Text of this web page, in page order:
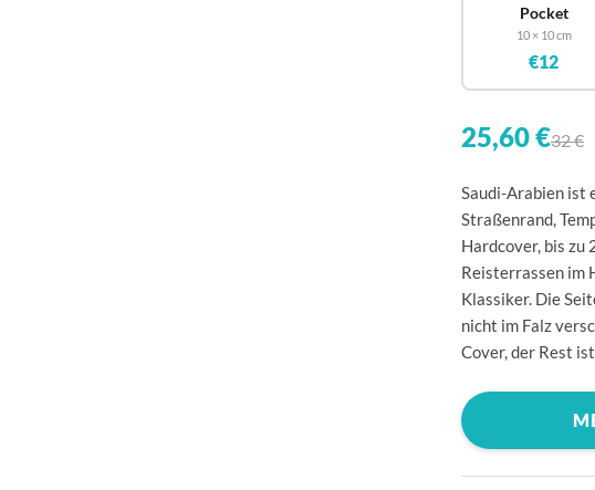
Pocket
10 × 10 cm
€12
25,60 €32 €
Saudi-Arabien ist
Straßenrand,
Hardcover, bis zu
Reisterrassen im
Klassiker. Die
nicht im Falz
Cover, der Rest